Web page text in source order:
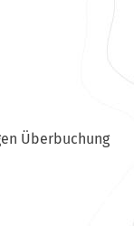
Überbuchung